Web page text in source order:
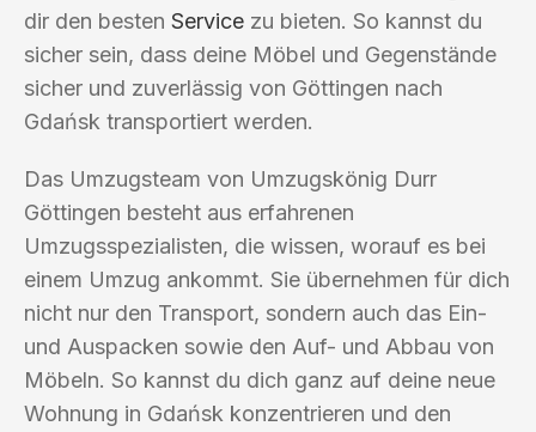
dir den besten Service zu bieten. So kannst du
sicher sein, dass deine Möbel und Gegenstände
sicher und zuverlässig von Göttingen nach
Gdańsk transportiert werden.
Das Umzugsteam von Umzugskönig Durr
Göttingen besteht aus erfahrenen
Umzugsspezialisten, die wissen, worauf es bei
einem Umzug ankommt. Sie übernehmen für dich
nicht nur den Transport, sondern auch das Ein-
und Auspacken sowie den Auf- und Abbau von
Möbeln. So kannst du dich ganz auf deine neue
Wohnung in Gdańsk konzentrieren und den